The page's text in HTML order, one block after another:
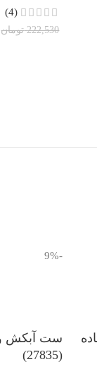
(4)
222,530 تومان
-9%
(27835)